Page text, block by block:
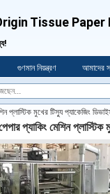
Tissue
গুণমান নিয়ন্ত্রণ আমাদের
প্লাস্টিক মুখের টিস্যু প্যাকেজিং
প্যাকিং মেশিন প্লাস্টিক